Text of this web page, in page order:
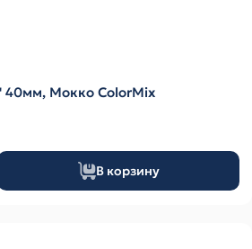
40мм, Мокко ColorMix
В корзину